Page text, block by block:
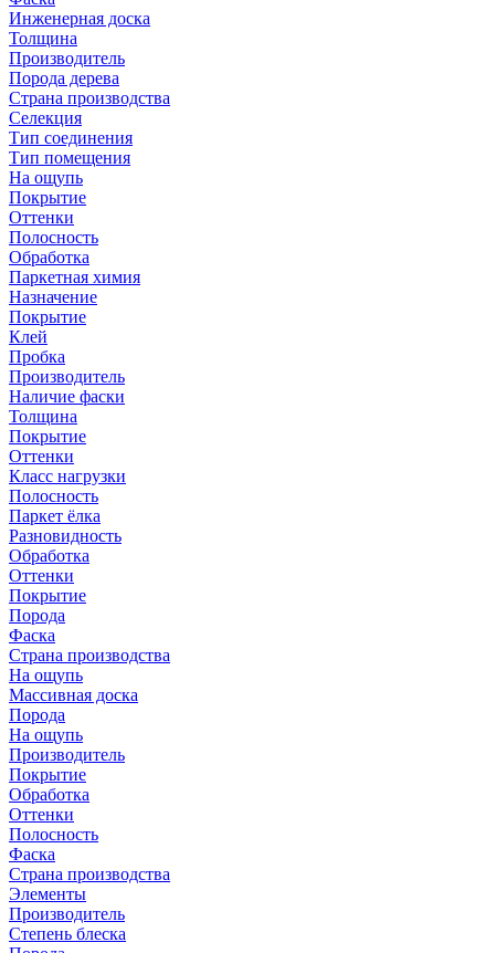
Инженерная доска
Толщина
Производитель
Порода дерева
Страна производства
Селекция
Тип соединения
Тип помещения
На ощупь
Покрытие
Оттенки
Полосность
Обработка
Паркетная химия
Назначение
Покрытие
Клей
Пробка
Производитель
Наличие фаски
Толщина
Покрытие
Оттенки
Класс нагрузки
Полосность
Паркет ёлка
Разновидность
Обработка
Оттенки
Покрытие
Порода
Фаска
Страна производства
На ощупь
Массивная доска
Порода
На ощупь
Производитель
Покрытие
Обработка
Оттенки
Полосность
Фаска
Страна производства
Элементы
Производитель
Степень блеска